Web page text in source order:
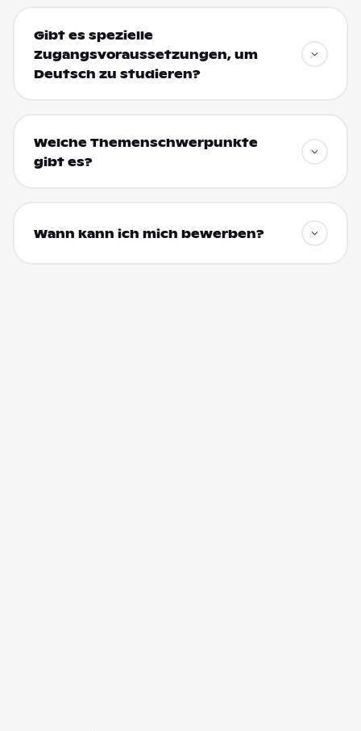
Gibt es spezielle
Zugangsvoraussetzungen, um
Deutsch zu studieren?
Welche Themenschwerpunkte
gibt es?
Wann kann ich mich bewerben?